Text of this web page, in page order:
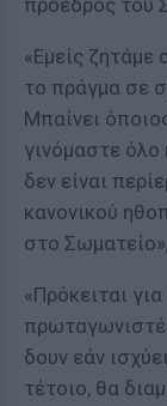
πρόεδρος του
«Εμείς ζητάμε
το πράγμα σε
Μπαίνει
γινόμαστε όλο
δεν είναι
κανονικού
στο
«Πρόκειται
δουν εάν
τέτοιο, θα